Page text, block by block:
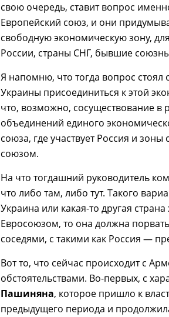
свою очередь, ставит вопрос
Европейский союз, и они
свободную экономическую зону,
России, страны СНГ, бывшие
Я напомню, что тогда вопрос
Украины присоединиться к этой
что, возможно, сосуществование в
объединений единого
союза, где участвует Россия и
союзом.
На что тогдашний руководитель
что либо там, либо тут. Такого
Украина или какая-то другая
Евросоюзом, то она должна
соседями, с такими как Россия —
Вот то, что сейчас происходит с
обстоятельствами. Во-первых, с
Пашиняна, которое пришло к
предыдущего периода и